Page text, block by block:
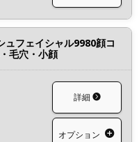
ュフェイシャル9980顔コ
毛穴・小顔
詳細
オプション